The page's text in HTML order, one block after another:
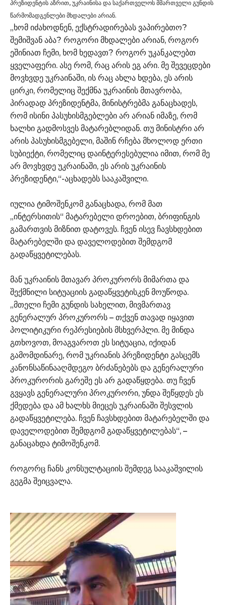
პრეზიდენტის აზრით, უკრაინისა და საქართველოს მმართველი გუნდის
წარმომადგენლები მხდალები არიან.
„ხომ იძახოდნენ, ექსტრადირებას ვაპირებთო?
შემიშვან აბა? როგორი მხდალები არიან, როგორ
ეშინიათ ჩემი, ხომ ხედავთ? როგორ უკანკალებთ
ყველაფერი. ასე რომ, რაც არის ეგ არი. მე შევეცდები
მოვხვდე უკრაინაში, ის რაც ახლა ხდება, ეს არის
ცირკი, რომელიც შექმნა უკრაინის მთავრობა,
პირადად პრეზიდენტმა, მინისტრებმა განაცხადეს,
რომ ისინი პასუხისმგებლები არ არიან იმაზე, რომ
ხალხი გადმოსვეს მატარებლიდან. თუ მინისტრი არ
არის პასუხისმგებელი, მაშინ რჩება მხოლოდ ერთი
სუბიექტი, რომელიც დაინტერესებულია იმით, რომ მე
არ მოვხვდე უკრაინაში, ეს არის უკრაინის
პრეზიდენტი,“-აცხადებს სააკაშვილი.
იულია ტიმოშენკომ განაცხადა, რომ მათ
„ინტერსითის“ მატარებელი დროებით, ბრიფინგის
გამართვის მიზნით დატოვეს. ჩვენ ისევ ჩავსხდებით
მატარებელში და დაველოდებით შემდგომ
გადაწყვეტილებას.
მან უკრაინის მთავარ პროკურორს მიმართა და
შექმნილი სიტუაციის გადაწყვეტისკენ მოუწოდა.
„მთელი ჩემი გუნდის სახელით, მივმართავ
გენერალურ პროკურორს – თქვენ თავად იყავით
პოლიტიკური რეპრესიების მსხვერპლი. მე მინდა
გთხოვოთ, მოაგვაროთ ეს სიტუაცია, იქიდან
გამომდინარე, რომ უკრიანის პრეზიდენტი გასცემს
კანონსაწინააღმდეგო ბრძანებებს და გენერალური
პროკურორის გარეშე ეს არ გადაწყდება. თუ ჩვენ
გვყავს გენერალური პროკურორი, უნდა შეწყდეს ეს
ქმედება და ამ ხალხს მიეცეს უკრაინაში შესვლის
გადაწყვეტილება. ჩვენ ჩავსხდებით მატარებელში და
დაველოდებით შემდგომ გადაწყვეტილებას“, –
განაცახდა ტიმოშენკომ.
როგორც ჩანს კონსულტაციის შემდეგ სააკაშვილის
გეგმა შეიცვალა.